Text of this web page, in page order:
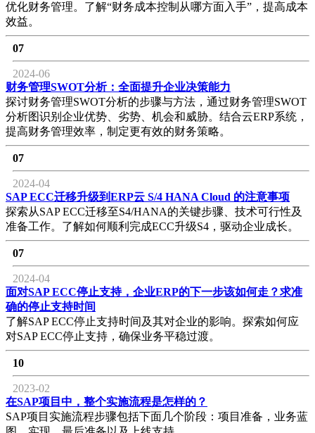
优化财务管理。了解“财务成本控制从哪方面入手”，提高成本
效益。
07
2024-06
财务管理SWOT分析：全面提升企业决策能力
探讨财务管理SWOT分析的步骤与方法，通过财务管理SWOT
分析图识别企业优势、劣势、机会和威胁。结合云ERP系统，
提高财务管理效率，制定更有效的财务策略。
07
2024-04
SAP ECC迁移升级到ERP云 S/4 HANA Cloud 的注意事项
探索从SAP ECC迁移至S4/HANA的关键步骤、技术可行性及
准备工作。了解如何顺利完成ECC升级S4，驱动企业成长。
07
2024-04
面对SAP ECC停止支持，企业ERP的下一步该如何走？求准
确的停止支持时间
了解SAP ECC停止支持时间及其对企业的影响。探索如何应
对SAP ECC停止支持，确保业务平稳过渡。
10
2023-02
在SAP项目中，整个实施流程是怎样的？
SAP项目实施流程步骤包括下面几个阶段：项目准备，业务蓝